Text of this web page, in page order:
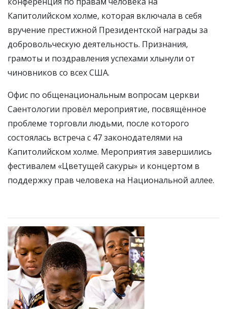
Капитолийском холме, которая включала в себя
вручение престижной Президентской награды за
добровольческую деятельность. Признания,
грамоты и поздравления успехами хлынули от
чиновников со всех США.
Офис по общенациональным вопросам церкви
Саентологии провёл мероприятие, посвящённое
проблеме торговли людьми, после которого
состоялась встреча с 47 законодателями на
Капитолийском холме. Мероприятия завершились
фестивалем «Цветущей сакуры» и концертом в
поддержку прав человека на Национальной аллее.